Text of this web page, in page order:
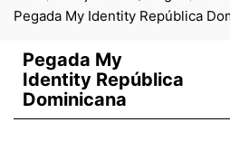
Pegada My Identity República
Pegada My
Identity República
Dominicana